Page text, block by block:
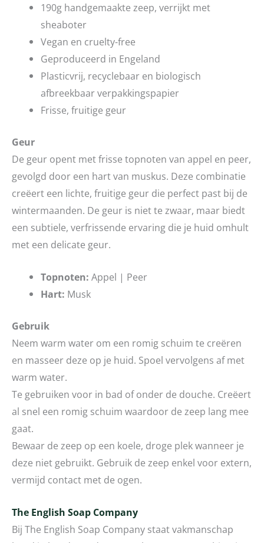
190g handgemaakte zeep, verrijkt met
sheaboter
Vegan en cruelty-free
Geproduceerd in Engeland
Plasticvrij, recyclebaar en biologisch
afbreekbaar verpakkingspapier
Frisse, fruitige geur
Geur
De geur opent met frisse topnoten van appel en peer,
gevolgd door een hart van muskus. Deze combinatie
creëert een lichte, fruitige geur die perfect past bij de
wintermaanden. De geur is niet te zwaar, maar biedt
een subtiele, verfrissende ervaring die je huid omhult
met een delicate geur.
Topnoten:Appel | Peer
Hart: Musk
Gebruik
Neem warm water om een romig schuim te creëren
en masseer deze op je huid. Spoel vervolgens af met
warm water.
Te gebruiken voor in bad of onder de douche. Creëert
al snel een romig schuim waardoor de zeep lang mee
gaat.
Bewaar de zeep op een koele, droge plek wanneer je
deze niet gebruikt. Gebruik de zeep enkel voor extern,
vermijd contact met de ogen.
The English Soap Company
Bij The English Soap Company staat vakmanschap